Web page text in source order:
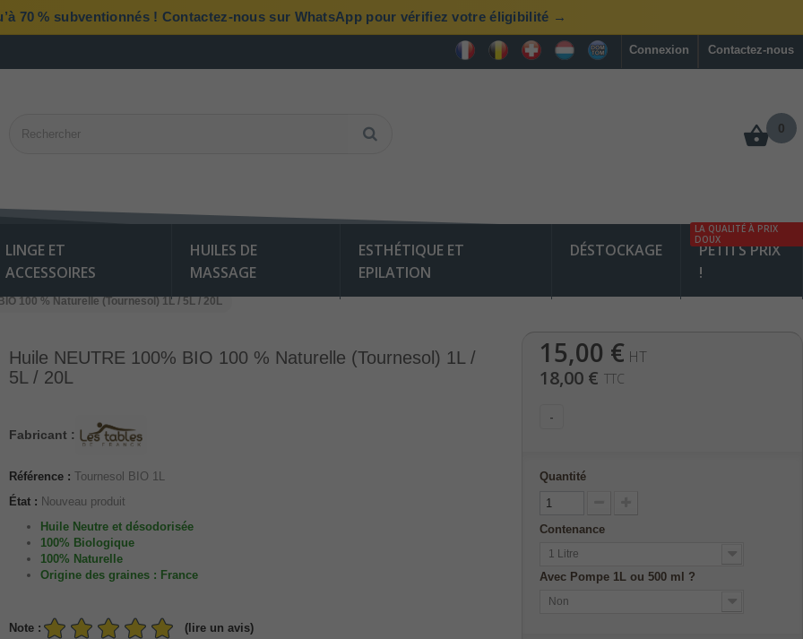
70 % subventionnés ! Contactez-nous sur WhatsApp pour vérifiez votre éligibilité →
Contactez-nous
Connexion
0
LINGE ET
ACCESSOIRES
HUILES DE
MASSAGE
ESTHÉTIQUE ET
EPILATION
DÉSTOCKAGE
PETITS PRIX
!
LA QUALITÉ À PRIX
DOUX
100 % Naturelle (Tournesol) 1L / 5L / 20L
Huile NEUTRE 100% BIO 100 % Naturelle (Tournesol) 1L /
5L / 20L
Fabricant :
Référence : Tournesol BIO 1L
État : Nouveau produit
Huile Neutre et désodorisée
100% Biologique
100% Naturelle
Origine des graines : France
Note :
(lire un avis)
15,00 € HT
18,00 € TTC
-
Quantité
Contenance
1 Litre
Avec Pompe 1L ou 500 ml ?
Non